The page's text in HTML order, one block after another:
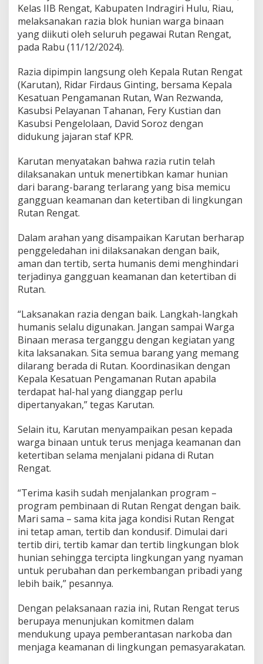
e
n
t
e
r
,
R
u
t
a
n
R
n
g
a
t
G
r
R
a
z
l
o
k
H
u
n
a
n
Kelas IIB Rengat, Kabupaten Indragiri Hulu, Riau,
melaksanakan razia blok hunian warga binaan
yang diikuti oleh seluruh pegawai Rutan Rengat,
pada Rabu (11/12/2024).
Razia dipimpin langsung oleh Kepala Rutan Rengat
(Karutan), Ridar Firdaus Ginting, bersama Kepala
Kesatuan Pengamanan Rutan, Wan Rezwanda,
Kasubsi Pelayanan Tahanan, Fery Kustian dan
Kasubsi Pengelolaan, David Soroz dengan
didukung jajaran staf KPR.
Karutan menyatakan bahwa razia rutin telah
dilaksanakan untuk menertibkan kamar hunian
dari barang-barang terlarang yang bisa memicu
gangguan keamanan dan ketertiban di lingkungan
Rutan Rengat.
Dalam arahan yang disampaikan Karutan berharap
penggeledahan ini dilaksanakan dengan baik,
aman dan tertib, serta humanis demi menghindari
terjadinya gangguan keamanan dan ketertiban di
Rutan.
“Laksanakan razia dengan baik. Langkah-langkah
humanis selalu digunakan. Jangan sampai Warga
Binaan merasa terganggu dengan kegiatan yang
kita laksanakan. Sita semua barang yang memang
dilarang berada di Rutan. Koordinasikan dengan
Kepala Kesatuan Pengamanan Rutan apabila
terdapat hal-hal yang dianggap perlu
dipertanyakan,” tegas Karutan.
Selain itu, Karutan menyampaikan pesan kepada
warga binaan untuk terus menjaga keamanan dan
ketertiban selama menjalani pidana di Rutan
Rengat.
“Terima kasih sudah menjalankan program –
program pembinaan di Rutan Rengat dengan baik.
Mari sama – sama kita jaga kondisi Rutan Rengat
ini tetap aman, tertib dan kondusif. Dimulai dari
tertib diri, tertib kamar dan tertib lingkungan blok
hunian sehingga tercipta lingkungan yang nyaman
untuk perubahan dan perkembangan pribadi yang
lebih baik,” pesannya.
Dengan pelaksanaan razia ini, Rutan Rengat terus
berupaya menunjukan komitmen dalam
mendukung upaya pemberantasan narkoba dan
menjaga keamanan di lingkungan pemasyarakatan.